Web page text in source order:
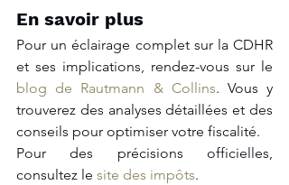
En savoir plus
Pour un éclairage complet sur la CDHR
blog de Rautmann & Collins. Vous y
trouverez des analyses détaillées et des
conseils pour optimiser votre fiscalité.
Pour des précisions officielles,
consultez le site des impôts.